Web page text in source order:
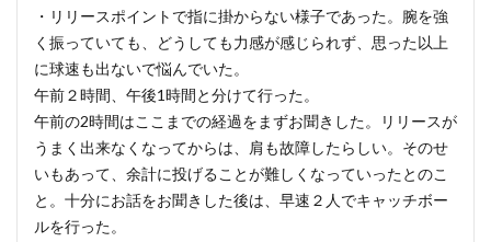
・リリースポイントで指に掛からない様子であった。腕を強
く振っていても、どうしても力感が感じられず、思った以上
に球速も出ないで悩んでいた。
午前２時間、午後1時間と分けて行った。
午前の2時間はここまでの経過をまずお聞きした。リリースが
うまく出来なくなってからは、肩も故障したらしい。そのせ
いもあって、余計に投げることが難しくなっていったとのこ
と。十分にお話をお聞きした後は、早速２人でキャッチボー
ルを行った。